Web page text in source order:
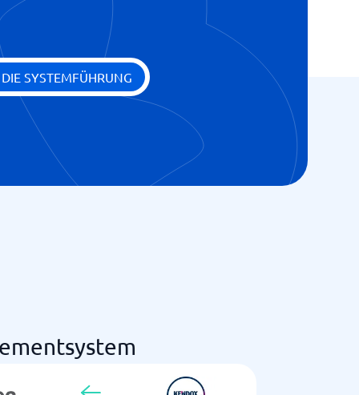
SYSTEMFÜHRUNG